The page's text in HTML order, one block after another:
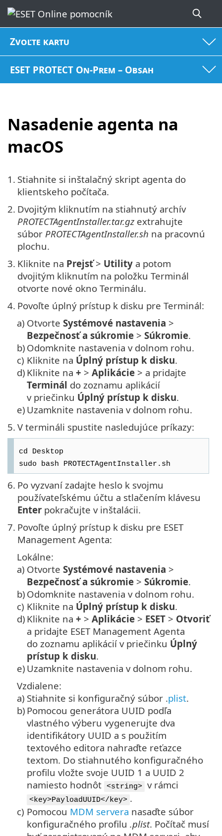
Zvoľte kartu
ESET PROTECT On-Prem – Obsah
Nasadenie agenta na
macOS
1. Stiahnite si inštalačný skript agenta do
klientskeho počítača.
2. Dvojitým kliknutím na stiahnutý archív
PROTECTAgentInstaller.tar.gz extrahujte
súbor PROTECTAgentInstaller.sh na pracovnú
plochu.
3. Kliknite na Prejsť> Utility a potom
dvojitým kliknutím na položku Terminál
otvorte nové okno Terminálu.
4. Povoľte úplný prístup k disku pre Terminál:
a) Otvorte Systémové nastavenia >
Bezpečnosť a súkromie > Súkromie.
b) Odomknite nastavenia v dolnom rohu.
c) Kliknite na Úplný prístup k disku.
d) Kliknite na + > Aplikácie > a pridajte
Terminál do zoznamu aplikácií
v priečinku Úplný prístup k disku.
e) Uzamknite nastavenia v dolnom rohu.
5. V termináli spustite nasledujúce príkazy:
cd Desktop
sudo bash PROTECTAgentInstaller.sh
6. Po vyzvaní zadajte heslo k svojmu
používateľskému účtu a stlačením klávesu
Enter pokračujte v inštalácii.
7. Povoľte úplný prístup k disku pre ESET
Management Agenta:
Lokálne:
a) Otvorte Systémové nastavenia >
Bezpečnosť a súkromie > Súkromie.
b) Odomknite nastavenia v dolnom rohu.
c) Kliknite na Úplný prístup k disku.
d) Kliknite na + > Aplikácie > ESET > Otvoriť
a pridajte ESET Management Agenta
do zoznamu aplikácií v priečinku Úplný
prístup k disku.
e) Uzamknite nastavenia v dolnom rohu.
Vzdialene:
a) Stiahnite si konfiguračný súbor .plist.
b) Pomocou generátora UUID podľa
vlastného výberu vygenerujte dva
identifikátory UUID a s použitím
textového editora nahraďte reťazce
textom. Do stiahnutého konfiguračného
profilu vložte svoje UUID 1 a UUID 2
namiesto hodnôt
<string> v rámci
<key>PayloadUUID</key> .
c) Pomocou MDM servera nasaďte súbor
konfiguračného profilu .plist. Počítač musí